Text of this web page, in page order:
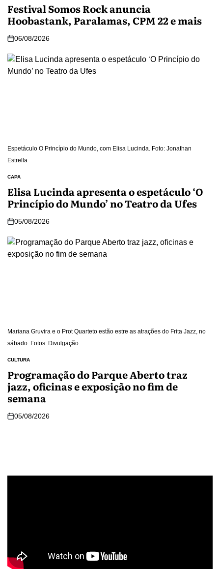
Festival Somos Rock anuncia
Hoobastank, Paralamas, CPM 22 e mais
06/08/2026
Espetáculo O Princípio do Mundo, com Elisa Lucinda. Foto: Jonathan
Estrella
CAPA
Elisa Lucinda apresenta o espetáculo ‘O
Princípio do Mundo’ no Teatro da Ufes
05/08/2026
Mariana Gruvira e o Prot Quarteto estão estre as atrações do Frita Jazz, no
sábado. Fotos: Divulgação.
CULTURA
Programação do Parque Aberto traz
jazz, oficinas e exposição no fim de
semana
05/08/2026